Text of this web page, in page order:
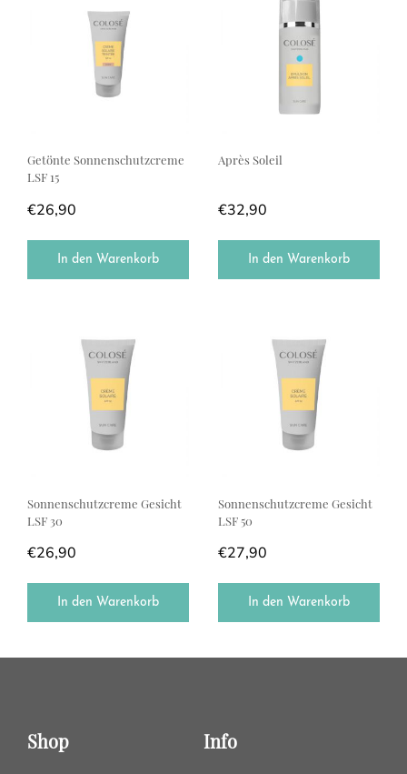
Getönte Sonnenschutzcreme
LSF 15
€26,90
In den Warenkorb
Après Soleil
€32,90
In den Warenkorb
Sonnenschutzcreme Gesicht
LSF 30
€26,90
In den Warenkorb
Sonnenschutzcreme Gesicht
LSF 50
€27,90
In den Warenkorb
Shop Info